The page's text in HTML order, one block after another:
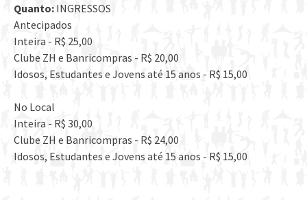
Quanto: INGRESSOS
Antecipados
Inteira - R$ 25,00
Clube ZH e Banricompras - R$ 20,00
Idosos, Estudantes e Jovens até 15 anos - R$ 15,00
No Local
Inteira - R$ 30,00
Clube ZH e Banricompras - R$ 24,00
Idosos, Estudantes e Jovens até 15 anos - R$ 15,00